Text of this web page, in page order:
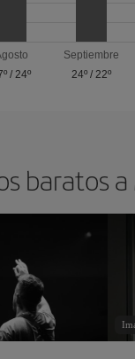
/24º
Septiembre
24º/ 22º
baratos